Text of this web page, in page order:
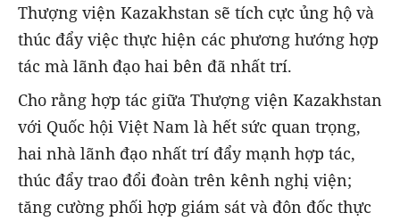
Thượng viện Kazakhstan sẽ tích cực ủng hộ và
thúc đẩy việc thực hiện các phương hướng hợp
tác mà lãnh đạo hai bên đã nhất trí.
Cho rằng hợp tác giữa Thượng viện Kazakhstan
với Quốc hội Việt Nam là hết sức quan trọng,
hai nhà lãnh đạo nhất trí đẩy mạnh hợp tác,
thúc đẩy trao đổi đoàn trên kênh nghị viện;
tăng cường phối hợp giám sát và đôn đốc thực